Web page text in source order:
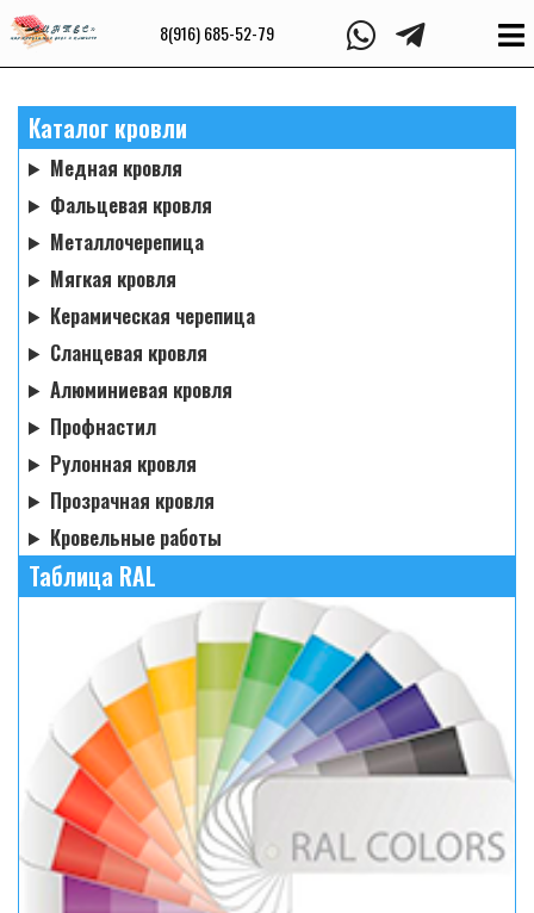
8(916) 685-52-79
Каталог кровли
Медная кровля
Фальцевая кровля
Металлочерепица
Мягкая кровля
Керамическая черепица
Сланцевая кровля
Алюминиевая кровля
Профнастил
Рулонная кровля
Прозрачная кровля
Кровельные работы
Таблица RAL